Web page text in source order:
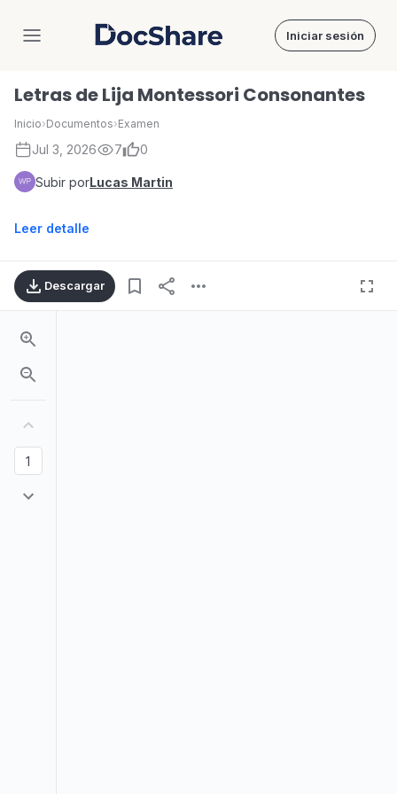
DocShare Iniciar sesión
Letras de Lija Montessori Consonantes
Inicio›Documentos›Examen
Jul 3, 2026 7 0
Subir porLucas Martin
Leer detalle
Descargar